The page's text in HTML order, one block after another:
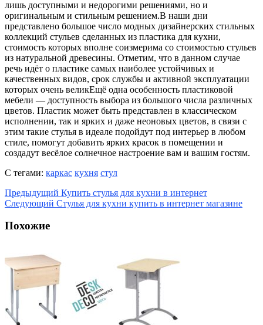
лишь доступными и недорогими решениями, но и
оригинальным и стильным решением.В наши дни
представлено большое число модных дизайнерских стильных
коллекций стульев сделанных из пластика для кухни,
стоимость которых вполне соизмерима со стоимостью стульев
из натуральной древесины. Отметим, что в данном случае
речь идёт о пластике самых наиболее устойчивых и
качественных видов, срок службы и активной эксплуатации
которых очень великЕщё одна особенность пластиковой
мебели — доступность выбора из большого числа различных
цветов. Пластик может быть представлен в классическом
исполнении, так и ярких и даже неоновых цветов, в связи с
этим такие стулья в идеале подойдут под интерьер в любом
стиле, помогут добавить ярких красок в помещении и
создадут весёлое солнечное настроение вам и вашим гостям.
С тегами: каркас кухня стул
Предыдущий Купить стулья для кухни в интернет
Следующий Стулья для кухни купить в интернет магазине
Похожие